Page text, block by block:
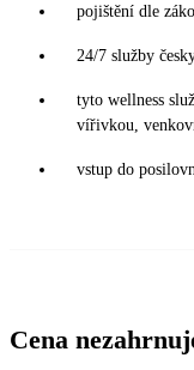
pojištění dle
24/7 služby
tyto wellness
vířivkou,
vstup do
Cena